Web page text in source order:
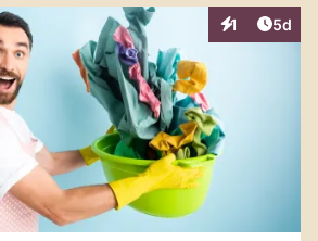
1
Interaktionen
5d